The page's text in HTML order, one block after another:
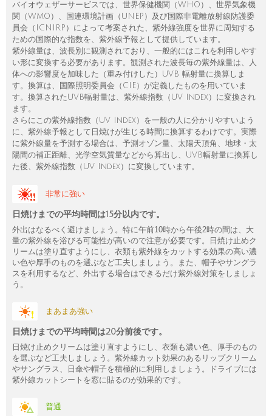
バイオウェザーサービスでは、世界保健機関（WHO）、世界気象機
関（WMO）、国連環境計画（UNEP）及び国際非電離放射線防護委
員会（ICNIRP）によって考案された、紫外線強度を世界に周知する
ための国際的な指数を、紫外線予報として提供しています。
紫外線量は、波長別に観測されており、一般的にはこれを利用しやす
い形に変換する必要があります。観測された波長毎の紫外線量は、人
体への影響度を加味した（重み付けした）UVB 輻射量に換算しま
す。換算は、国際照明委員会（CIE）が定義したものを用いていま
す。換算されたUVB輻射量は、紫外線指数（UV Index）に変換され
ます。
さらにこの紫外線指数（UV Index）を一般の人に分かりやすいよう
に、紫外線予報として日焼けが生じる時間に換算するわけです。実際
に紫外線量を予測する場合は、予測オゾン量、太陽天頂角、地球・太
陽間の補正距離、光学空気質量などから算出し、UVB輻射量に換算し
た後、紫外線指数（UV Index）に変換しています。
非常に強い
日焼けまでの平均時間は15分以内です。
外出はなるべく避けましょう。特に午前10時から午後2時の間は、大
量の紫外線を浴びる可能性が高いので注意が必要です。日焼け止めク
リームは塗り直すようにし、衣類も紫外線をカットする効果の高い濃
い色や厚手のものを選ぶなど工夫しましょう。また、帽子やサングラ
スを利用するなど、外出する場合はできるだけ紫外線対策をしましょ
う。
まあまあ強い
日焼けまでの平均時間は20分前後です。
日焼け止めクリームは塗り直すようにし、衣類も濃い色、厚手のもの
を選ぶなど工夫しましょう。紫外線カット効果のあるリップクリーム
やサングラス、日傘や帽子を積極的に利用しましょう。ドライブには
紫外線カットシートを窓に貼るのが効果的です。
普通